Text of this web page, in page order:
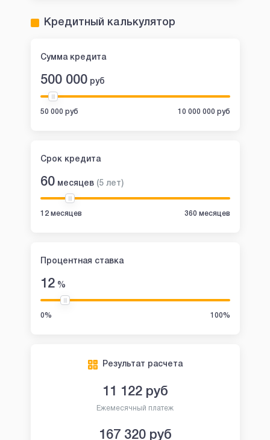
Кредитный калькулятор
Сумма кредита
500 000 руб
50 000 руб 10 000 000 руб
Срок кредита
60 месяцев (5 лет)
12 месяцев 360 месяцев
Процентная ставка
12%
0% 100%
Результат расчета
11 122руб
Ежемесячный платеж
167 320руб